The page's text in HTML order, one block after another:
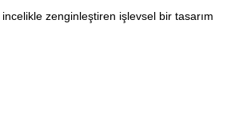
zenginleştiren işlevsel bir tasarım